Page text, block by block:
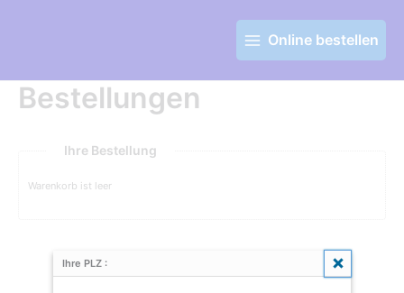
MenuOnline bestellen
Bestellungen
Ihre Bestellung
Warenkorb ist leer
Ihre PLZ :
Schließen